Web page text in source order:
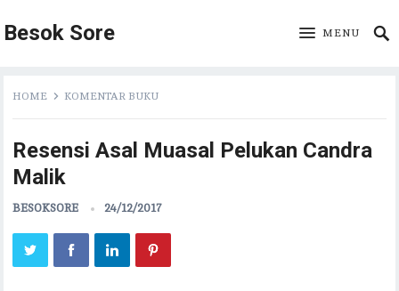
Besok Sore MENU
HOME KOMENTAR BUKU
Resensi Asal Muasal Pelukan Candra
Malik
BESOKSORE 24/12/2017